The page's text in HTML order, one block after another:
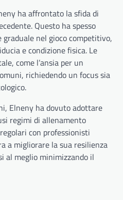
ha affrontato la sfida di
Questo ha spesso
nel gioco competitivo,
e condizione fisica. Le
come l’ansia per un
richiedendo un focus sia
Elneny ha dovuto adottare
regimi di allenamento
con professionisti
a migliorare la sua resilienza
al meglio minimizzando il